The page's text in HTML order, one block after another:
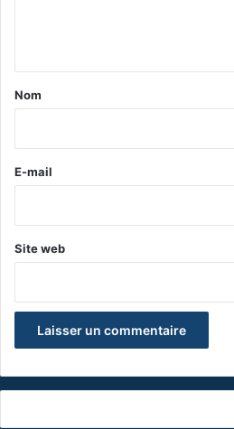
a
e
Nom
E-mail
Site web